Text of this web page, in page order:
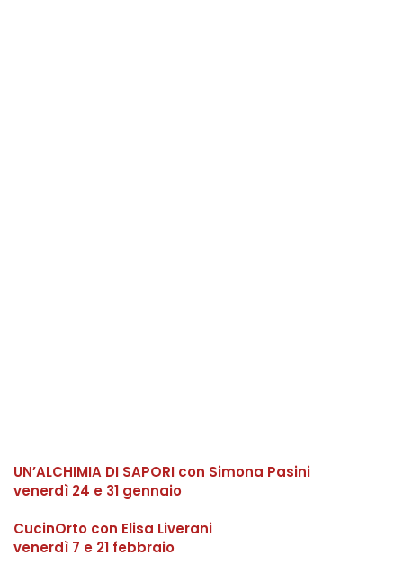
UN’ALCHIMIA DI SAPORI con Simona Pasini
venerdì 24 e 31 gennaio
CucinOrto con Elisa Liverani
venerdì 7 e 21 febbraio